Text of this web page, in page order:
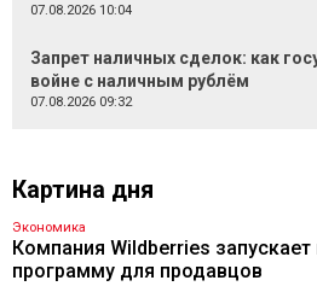
07.08.2026 10:04
Запрет наличных сделок: как
войне с наличным рублём
07.08.2026 09:32
Картина дня
Экономика
Компания Wildberries запускает
программу для продавцов